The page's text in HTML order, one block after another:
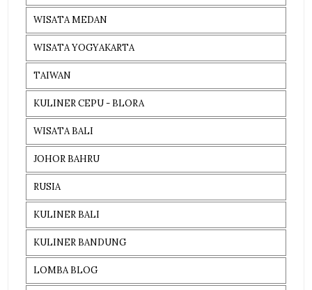
WISATA MEDAN
WISATA YOGYAKARTA
TAIWAN
KULINER CEPU - BLORA
WISATA BALI
JOHOR BAHRU
RUSIA
KULINER BALI
KULINER BANDUNG
LOMBA BLOG